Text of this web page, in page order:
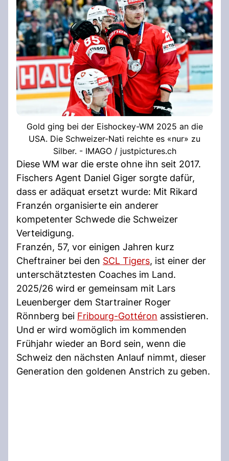
Gold ging bei der Eishockey-WM 2025 an die
USA. Die Schweizer-Nati reichte es «nur» zu
Silber. - IMAGO / justpictures.ch
Diese WM war die erste ohne ihn seit 2017.
Fischers Agent Daniel Giger sorgte dafür,
dass er adäquat ersetzt wurde: Mit Rikard
Franzén organisierte ein anderer
kompetenter Schwede die Schweizer
Verteidigung.
Franzén, 57, vor einigen Jahren kurz
Cheftrainer bei den SCL Tigers, ist einer der
unterschätztesten Coaches im Land.
2025/26 wird er gemeinsam mit Lars
Leuenberger dem Startrainer Roger
Rönnberg bei Fribourg-Gottéron assistieren.
Und er wird womöglich im kommenden
Frühjahr wieder an Bord sein, wenn die
Schweiz den nächsten Anlauf nimmt, dieser
Generation den goldenen Anstrich zu geben.